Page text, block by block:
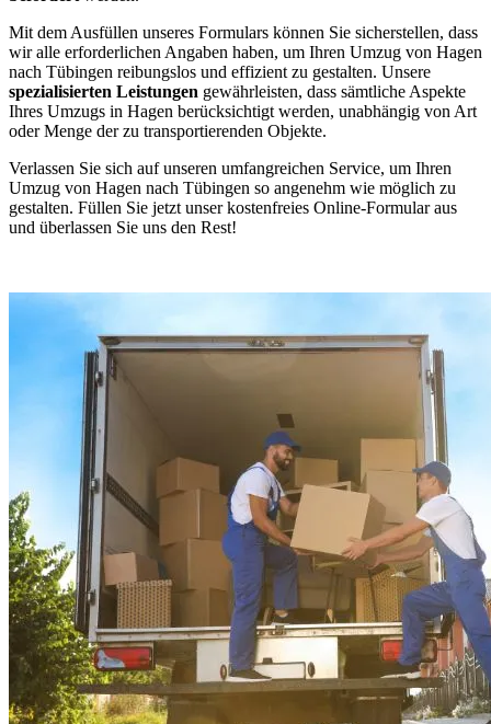
Mit dem Ausfüllen unseres Formulars können Sie sicherstellen, dass
wir alle erforderlichen Angaben haben, um Ihren Umzug von Hagen
nach Tübingen reibungslos und effizient zu gestalten. Unsere
spezialisierten Leistungen gewährleisten, dass sämtliche Aspekte
Ihres Umzugs in Hagen berücksichtigt werden, unabhängig von Art
oder Menge der zu transportierenden Objekte.
Verlassen Sie sich auf unseren umfangreichen Service, um Ihren
Umzug von Hagen nach Tübingen so angenehm wie möglich zu
gestalten. Füllen Sie jetzt unser kostenfreies Online-Formular aus
und überlassen Sie uns den Rest!